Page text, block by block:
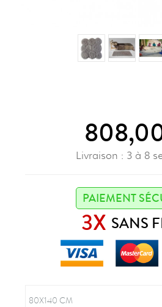
Livraison : 3 à 8
PAIEMENT
3X SANS